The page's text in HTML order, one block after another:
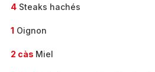
4 Steaks hachés
1 Oignon
2 càs Miel